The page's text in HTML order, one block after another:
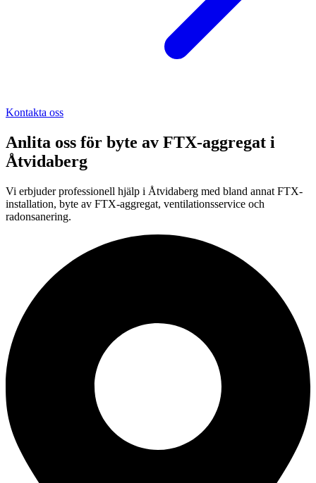
Kontakta oss
Anlita oss för byte av FTX-aggregat i
Åtvidaberg
Vi erbjuder professionell hjälp i Åtvidaberg med bland annat FTX-
installation, byte av FTX-aggregat, ventilationsservice och
radonsanering.